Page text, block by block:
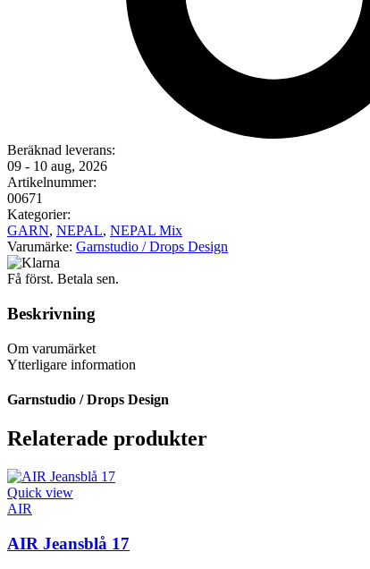
Beräknad leverans:
09 - 10 aug, 2026
Artikelnummer:
00671
Kategorier:
GARN, NEPAL, NEPAL Mix
Varumärke: Garnstudio / Drops Design
Få först. Betala sen.
Beskrivning
Om varumärket
Ytterligare information
Garnstudio / Drops Design
Relaterade produkter
Quick view
AIR
AIR Jeansblå 17